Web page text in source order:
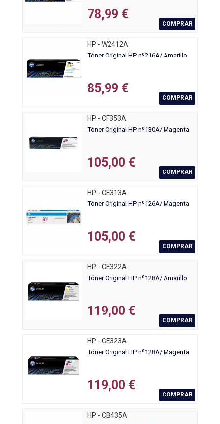
78,99 €
COMPRAR
HP - W2412A
Tóner Original HP nº216A/ Amarillo
85,99 €
COMPRAR
HP - CF353A
Tóner Original HP nº130A/ Magenta
105,00 €
COMPRAR
HP - CE313A
Tóner Original HP nº126A/ Magenta
105,00 €
COMPRAR
HP - CE322A
Tóner Original HP nº128A/ Amarillo
119,00 €
COMPRAR
HP - CE323A
Tóner Original HP nº128A/ Magenta
119,00 €
COMPRAR
HP - CB435A